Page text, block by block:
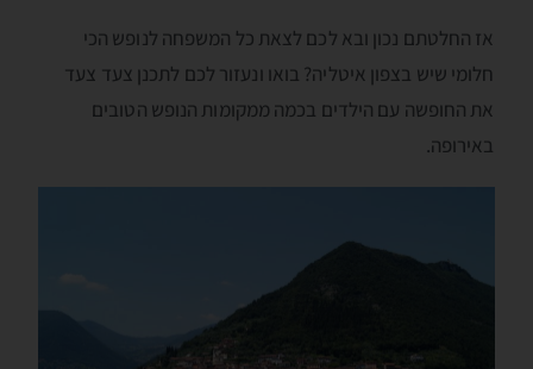
אז החלטתם נכון ובא לכם לצאת כל המשפחה לנופש הכי
חלומי שיש בצפון איטליה? בואו ונעזור לכם לתכנן צעד צעד
את החופשה עם הילדים בכמה ממקומות הנופש הטובים
באירופה.